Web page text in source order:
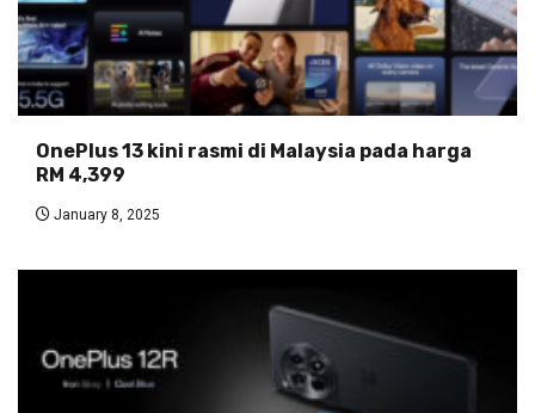
OnePlus 13 kini rasmi di Malaysia pada harga
RM 4,399
January 8, 2025